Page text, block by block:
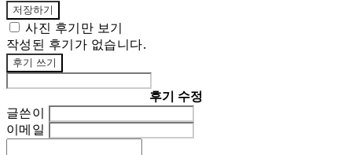
저장하기
사진 후기만 보기
작성된 후기가 없습니다.
후기 쓰기
후기 수정
글쓴이
이메일